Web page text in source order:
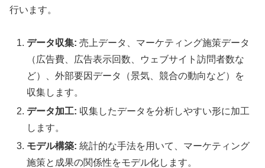
行います。
データ収集: 売上データ、マーケティング施策データ
（広告費、広告表示回数、ウェブサイト訪問者数な
ど）、外部要因データ（景気、競合の動向など）を
収集します。
データ加工: 収集したデータを分析しやすい形に加工
します。
モデル構築: 統計的な手法を用いて、マーケティング
施策と成果の関係性をモデル化します。